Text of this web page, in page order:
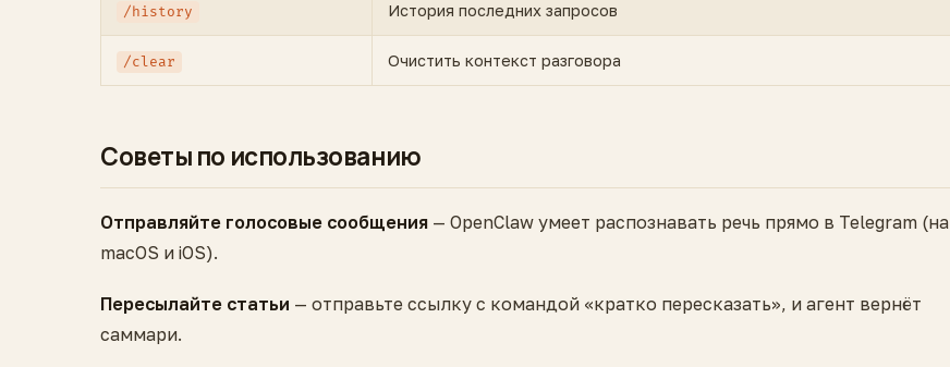
/history История последних запросов
/clear Очистить контекст разговора
Советы по использованию
Отправляйте голосовые сообщения — OpenClaw умеет распознавать речь прямо в Telegram (на
macOS и iOS).
Пересылайте статьи — отправьте ссылку с командой «кратко пересказать», и агент вернёт
саммари.